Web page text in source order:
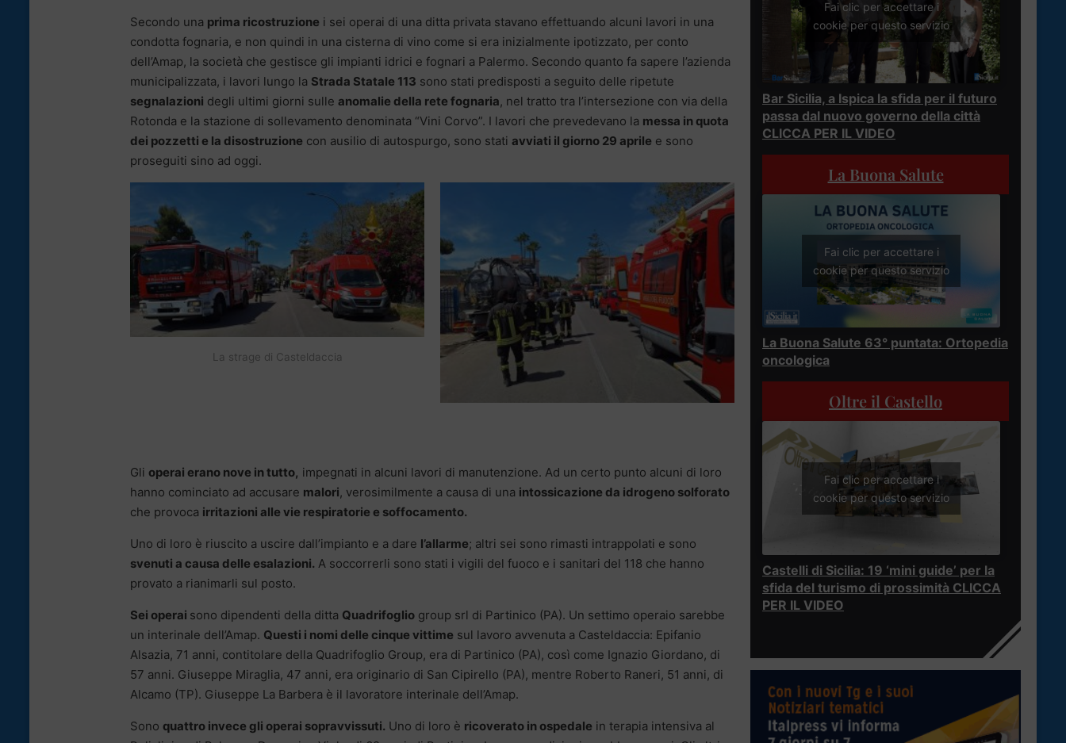
Secondo una prima ricostruzione i sei operai di una ditta privata stavano effettuando alcuni lavori in una
condotta fognaria, e non quindi in una cisterna di vino come si era inizialmente ipotizzato, per conto
dell’Amap, la società che gestisce gli impianti idrici e fognari a Palermo. Secondo quanto fa sapere l’azienda
municipalizzata, i lavori lungo la Strada Statale 113 sono stati predisposti a seguito delle ripetute
segnalazioni degli ultimi giorni sulle anomalie della rete fognaria, nel tratto tra l’intersezione con via della
Rotonda e la stazione di sollevamento denominata “Vini Corvo”. I lavori che prevedevano la messa in quota
dei pozzetti e la disostruzione con ausilio di autospurgo, sono stati avviati il giorno 29 aprile e sono
proseguiti sino ad oggi.
La strage di Casteldaccia
Gli operai erano nove in tutto, impegnati in alcuni lavori di manutenzione. Ad un certo punto alcuni di loro
hanno cominciato ad accusare malori, verosimilmente a causa di una intossicazione da idrogeno solforato
che provoca irritazioni alle vie respiratorie e soffocamento.
Uno di loro è riuscito a uscire dall’impianto e a dare l’allarme; altri sei sono rimasti intrappolati e sono
svenuti a causa delle esalazioni. A soccorrerli sono stati i vigili del fuoco e i sanitari del 118 che hanno
provato a rianimarli sul posto.
Sei operai sono dipendenti della ditta Quadrifoglio group srl di Partinico (PA). Un settimo operaio sarebbe
un interinale dell’Amap. Questi i nomi delle cinque vittime sul lavoro avvenuta a Casteldaccia: Epifanio
Alsazia, 71 anni, contitolare della Quadrifoglio Group, era di Partinico (PA), così come Ignazio Giordano, di
57 anni. Giuseppe Miraglia, 47 anni, era originario di San Cipirello (PA), mentre Roberto Raneri, 51 anni, di
Alcamo (TP). Giuseppe La Barbera è il lavoratore interinale dell’Amap.
Sono quattro invece gli operai sopravvissuti. Uno di loro è ricoverato in ospedale in terapia intensiva al
Fai clic per accettare i
cookie per questo servizio
Bar Sicilia, a Ispica la sfida per il futuro
passa dal nuovo governo della città
CLICCA PER IL VIDEO
La Buona Salute
Fai clic per accettare i
cookie per questo servizio
La Buona Salute 63° puntata: Ortopedia
oncologica
Oltre il Castello
Fai clic per accettare i
cookie per questo servizio
Castelli di Sicilia: 19 ‘mini guide’ per la
sfida del turismo di prossimità CLICCA
PER IL VIDEO